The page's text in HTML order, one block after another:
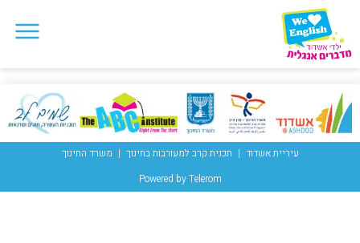
עיריית אשדוד תכנית קרב למעורבות בחינוך
משרד החינוך
Powered by Telerom